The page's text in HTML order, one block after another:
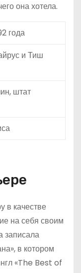
она хотела.
года
и Тиш
штат
в качестве
на себя своим
записала
в котором
«The Best of